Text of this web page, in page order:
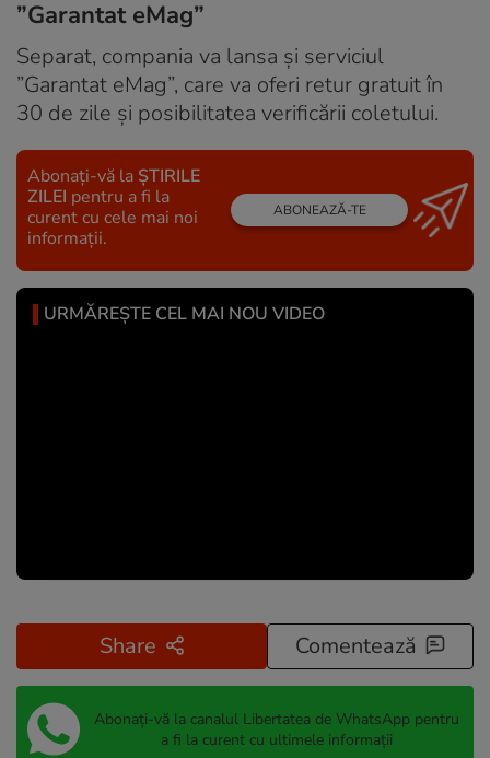
”Garantat eMag”
Separat, compania va lansa și serviciul
”Garantat eMag”, care va oferi retur gratuit în
30 de zile și posibilitatea verificării coletului.
Abonați-vă la ȘTIRILE
ZILEI pentru a fi la
curent cu cele mai noi
informații.
ABONEAZĂ-TE
URMĂREȘTE CEL MAI NOU VIDEO
Share Comentează
Abonați-vă la canalul Libertatea de WhatsApp pentru
a fi la curent cu ultimele informații